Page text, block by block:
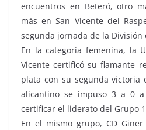
encuentros en Beteró, otro
más en San Vicente del
segunda jornada de la División
En la categoría femenina, la
Vicente certificó su flamante
plata con su segunda victoria
alicantino se impuso 3 a 0 a
certificar el liderato del Grupo 1
En el mismo grupo, CD